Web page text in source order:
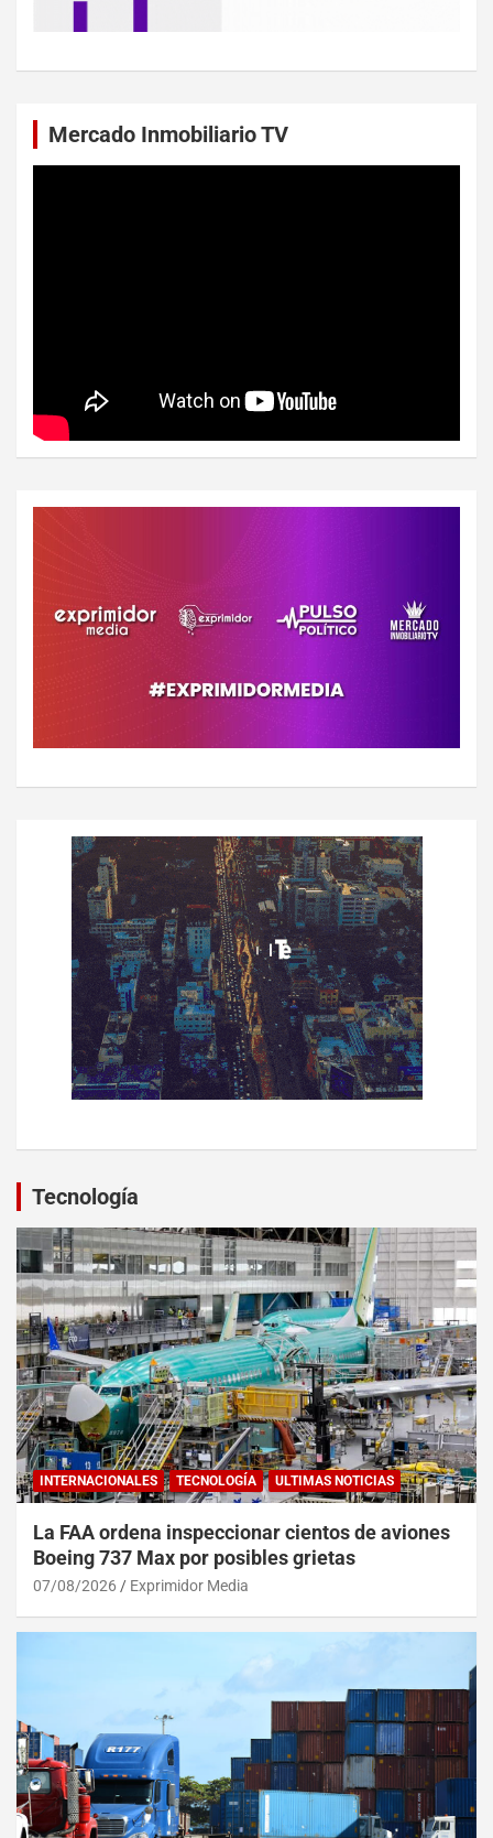
Mercado Inmobiliario TV
Tecnología
INTERNACIONALES TECNOLOGÍA ULTIMAS NOTICIAS
La FAA ordena inspeccionar cientos de aviones
Boeing 737 Max por posibles grietas
07/08/2026 Exprimidor Media